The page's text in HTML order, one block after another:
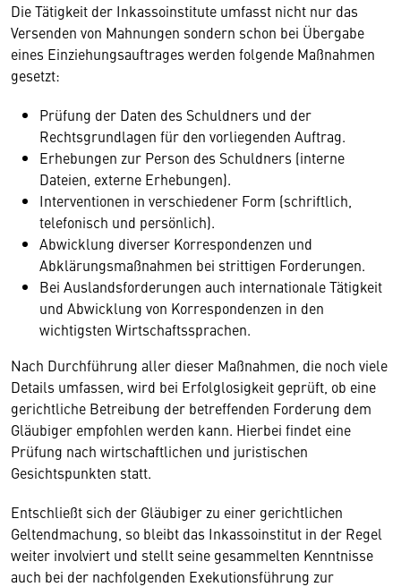
Die Tätigkeit der Inkassoinstitute umfasst nicht nur das
Versenden von Mahnungen sondern schon bei Übergabe
eines Einziehungsauftrages werden folgende Maßnahmen
gesetzt:
Prüfung der Daten des Schuldners und der
Rechtsgrundlagen für den vorliegenden Auftrag.
Erhebungen zur Person des Schuldners (interne
Dateien, externe Erhebungen).
Interventionen in verschiedener Form (schriftlich,
telefonisch und persönlich).
Abwicklung diverser Korrespondenzen und
Abklärungsmaßnahmen bei strittigen Forderungen.
Bei Auslandsforderungen auch internationale Tätigkeit
und Abwicklung von Korrespondenzen in den
wichtigsten Wirtschaftssprachen.
Nach Durchführung aller dieser Maßnahmen, die noch viele
Details umfassen, wird bei Erfolglosigkeit geprüft, ob eine
gerichtliche Betreibung der betreffenden Forderung dem
Gläubiger empfohlen werden kann. Hierbei findet eine
Prüfung nach wirtschaftlichen und juristischen
Gesichtspunkten statt.
Entschließt sich der Gläubiger zu einer gerichtlichen
Geltendmachung, so bleibt das Inkassoinstitut in der Regel
weiter involviert und stellt seine gesammelten Kenntnisse
auch bei der nachfolgenden Exekutionsführung zur